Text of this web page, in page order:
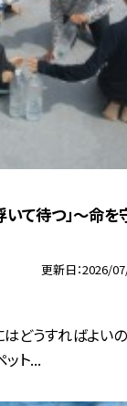
て待つ」～命
更新日 2026/
どうすればよいの
ト...